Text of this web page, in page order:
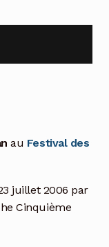
au Festival des
juillet 2006 par
Cinquième